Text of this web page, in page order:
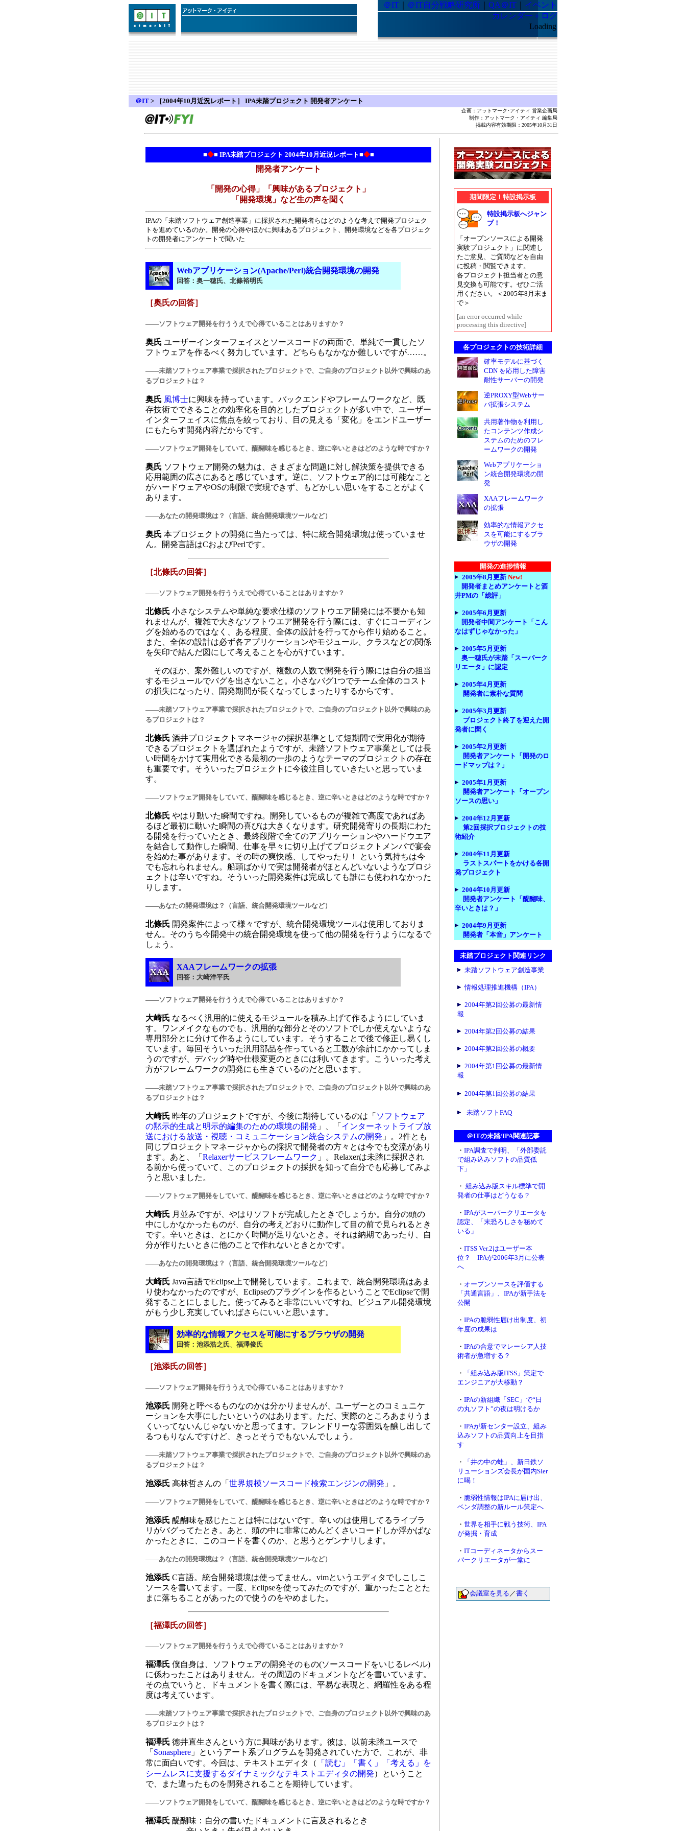
＠IT ＠IT自分戦略研究所 QA＠IT
イベント
カレンダー＋ログ
Loading
＠IT > ［2004年10月近況レポート］ IPA未踏プロジェクト 開発者アンケート
企画：アットマーク･アイティ 営業企画局
制作：アットマーク・アイティ 編集局
掲載内容有効期限：2005年10月31日
■◆■ IPA未踏プロジェクト 2004年10月近況レポート■◆■
開発者アンケート
「開発の心得」「興味があるプロジェクト」
「開発環境」など生の声を聞く
IPAの「未踏ソフトウェア創造事業」に採択された開発者らはどのような考えで開発プロジェク
トを進めているのか。開発の心得やほかに興味あるプロジェクト、開発環境などを各プロジェク
トの開発者にアンケートで聞いた
Webアプリケーション(Apache/Perl)統合開発環境の開発
回答：奥一穂氏、北條裕明氏
［奥氏の回答］
――ソフトウェア開発を行ううえで心得ていることはありますか？
奥氏 ユーザーインターフェイスとソースコードの両面で、単純で一貫したソ
フトウェアを作るべく努力しています。どちらもなかなか難しいですが……。
――未踏ソフトウェア事業で採択されたプロジェクトで、ご自身のプロジェクト以外で興味のあ
るプロジェクトは？
奥氏 風博士に興味を持っています。バックエンドやフレームワークなど、既
存技術でできることの効率化を目的としたプロジェクトが多い中で、ユーザー
インターフェイスに焦点を絞っており、目の見える「変化」をエンドユーザー
にもたらす開発内容だからです。
――ソフトウェア開発をしていて、醍醐味を感じるとき、逆に辛いときはどのような時ですか？
奥氏 ソフトウェア開発の魅力は、さまざまな問題に対し解決策を提供できる
応用範囲の広さにあると感じています。逆に、ソフトウェア的には可能なこと
がハードウェアやOSの制限で実現できず、もどかしい思いをすることがよく
あります。
――あなたの開発環境は？（言語、統合開発環境ツールなど）
奥氏 本プロジェクトの開発に当たっては、特に統合開発環境は使っていませ
ん。開発言語はCおよびPerlです。
［北條氏の回答］
――ソフトウェア開発を行ううえで心得ていることはありますか？
北條氏 小さなシステムや単純な要求仕様のソフトウエア開発には不要かも知
れませんが、複雑で大きなソフトウエア開発を行う際には、すぐにコーディン
グを始めるのではなく、ある程度、全体の設計を行ってから作り始めること。
また、全体の設計は必ず各アプリケーションやモジュール、クラスなどの関係
を矢印で結んだ図にして考えることを心がけています。
そのほか、案外難しいのですが、複数の人数で開発を行う際には自分の担当
するモジュールでバグを出さないこと。小さなバグ1つでチーム全体のコスト
の損失になったり、開発期間が長くなってしまったりするからです。
――未踏ソフトウェア事業で採択されたプロジェクトで、ご自身のプロジェクト以外で興味のあ
るプロジェクトは？
北條氏 酒井プロジェクトマネージャの採択基準として短期間で実用化が期待
できるプロジェクトを選ばれたようですが、未踏ソフトウェア事業としては長
い時間をかけて実用化できる最初の一歩のようなテーマのプロジェクトの存在
も重要です。そういったプロジェクトに今後注目していきたいと思っていま
す。
――ソフトウェア開発をしていて、醍醐味を感じるとき、逆に辛いときはどのような時ですか？
北條氏 やはり動いた瞬間ですね。開発しているものが複雑で高度であればあ
るほど最初に動いた瞬間の喜びは大きくなります。研究開発寄りの長期にわた
る開発を行っていたとき、最終段階で全てのアプリケーションやハードウエア
を結合して動作した瞬間、仕事を早々に切り上げてプロジェクトメンバで宴会
を始めた事があります。その時の爽快感、してやったり！ という気持ちは今
でも忘れられません。船頭ばかりで実は開発者がほとんどいないようなプロジ
ェクトは辛いですね。そういった開発案件は完成しても誰にも使われなかった
りします。
――あなたの開発環境は？（言語、統合開発環境ツールなど）
北條氏 開発案件によって様々ですが、統合開発環境ツールは使用しておりま
せん。そのうち今開発中の統合開発環境を使って他の開発を行うようになるで
しょう。
XAAフレームワークの拡張
回答 ：大崎洋平氏
――ソフトウェア開発を行ううえで心得ていることはありますか？
大崎氏 なるべく汎用的に使えるモジュールを積み上げて作るようにしていま
す。ワンメイクなものでも、汎用的な部分とそのソフトでしか使えないような
専用部分とに分けて作るようにしています。そうすることで後で修正し易くし
ています。毎回そういった汎用部品を作っていると工数が余計にかかってしま
うのですが、デバッグ時や仕様変更のときには利いてきます。こういった考え
方がフレームワークの開発にも生きているのだと思います。
――未踏ソフトウェア事業で採択されたプロジェクトで、ご自身のプロジェクト以外で興味のあ
るプロジェクトは？
大崎氏 昨年のプロジェクトですが、今後に期待しているのは「 ソフトウェア
の黙示的生成と明示的編集のための環境の開発 」、「 インターネットライブ放
送における放送・視聴・コミュニケーション統合システムの開発 」。2件とも
同じプロジェクトマネージャからの採択で開発者の方々とは今でも交流があり
ます。あと、「 Relaxerサービスフレームワーク 」。Relaxerは未踏に採択され
る前から使っていて、このプロジェクトの採択を知って自分でも応募してみよ
うと思いました。
――ソフトウェア開発をしていて、醍醐味を感じるとき、逆に辛いときはどのような時ですか？
大崎氏 月並みですが、やはりソフトが完成したときでしょうか。自分の頭の
中にしかなかったものが、自分の考えどおりに動作して目の前で見られるとき
です。辛いときは、とにかく時間が足りないとき。それは納期であったり、自
分が作りたいときに他のことで作れないときとかです。
――あなたの開発環境は？（言語、統合開発環境ツールなど）
大崎氏 Java言語でEclipse上で開発しています。これまで、統合開発環境はあま
り使わなかったのですが、Eclipseのプラグインを作るということでEclipseで開
発することにしました。使ってみると非常にいいですね。ビジュアル開発環境
がもう少し充実していればさらにいいと思います。
効率的な情報アクセスを可能にするブラウザの開発
回答 ：池添浩之氏、 福澤俊氏
［池添氏の回答］
――ソフトウェア開発を行ううえで心得ていることはありますか？
池添氏 開発と呼べるものなのかは分かりませんが、ユーザーとのコミュニケ
ーションを大事にしたいというのはあります。ただ、実際のところあまりうま
くいってないんじゃないかと思ってます。フレンドリーな雰囲気を醸し出して
るつもりなんですけど、きっとそうでもないんでしょう。
――未踏ソフトウェア事業で採択されたプロジェクトで、ご自身のプロジェクト以外で興味のあ
るプロジェクトは？
池添氏 高林哲さんの「 世界規模ソースコード検索エンジンの開発 」。
――ソフトウェア開発をしていて、醍醐味を感じるとき、逆に辛いときはどのような時ですか？
池添氏 醍醐味を感じたことは特にはないです。辛いのは使用してるライブラ
リがバグってたとき。あと、頭の中に非常にめんどくさいコードしか浮かばな
かったときに、このコードを書くのか、と思うとゲンナリします。
――あなたの開発環境は？（言語、統合開発環境ツールなど）
池添氏 C言語。統合開発環境は使ってません。vimというエディタでしこしこ
ソースを書いてます。一度、Eclipseを使ってみたのですが、重かったこととた
まに落ちることがあったので使うのをやめました。
［福澤氏の回答］
――ソフトウェア開発を行ううえで心得ていることはありますか？
福澤氏 僕自身は、ソフトウェアの開発そのもの(ソースコードをいじるレベル)
に係わったことはありません。その周辺のドキュメントなどを書いています。
その点でいうと、ドキュメントを書く際には、平易な表現と、網羅性をある程
度は考えています。
――未踏ソフトウェア事業で採択されたプロジェクトで、ご自身のプロジェクト以外で興味のあ
るプロジェクトは？
福澤氏 徳井直生さんという方に興味があります。彼は、以前未踏ユースで
「 Sonasphere 」というアート系プログラムを開発されていた方で、これが、非
常に面白いです。今回は、テキストエディタ（
「読む」「書く」「考える」を
シームレスに支援するダイナミックなテキストエディタの開発）ということ
で、また違ったものを開発されることを期待しています。
――ソフトウェア開発をしていて、醍醐味を感じるとき、逆に辛いときはどのような時ですか？
福澤氏 醍醐味：自分の書いたドキュメントに言及されるとき
期間限定！特設掲示板
特設掲示板へジャン
プ！
「オープンソースによる開発
実験プロジェクト」に関連し
たご意見、ご質問などを自由
に投稿・閲覧できます。
各プロジェクト担当者との意
見交換も可能です。ぜひご活
用ください。＜2005年8月末ま
で＞
[an error occurred while
processing this directive]
各プロジェクトの技術詳細
確率モデルに基づく
CDN を応用した障害
耐性サーバーの開発
逆PROXY型Webサー
バ拡張システム
共用著作物を利用し
たコンテンツ作成シ
ステムのためのフレ
ームワークの開発
Webアプリケーショ
ン統合開発環境の開
発
XAAフレームワーク
の拡張
効率的な情報アクセ
スを可能にするブラ
ウザの開発
開発の進捗情報
2005年8月更新 New!
開発者まとめアンケートと酒
井PMの「総評」
2005年6月更新
開発者中間アンケート「こん
なはずじゃなかった」
2005年5月更新
奥一穂氏が未踏「スーパーク
リエータ」に認定
2005年4月更新
開発者に素朴な質問
2005年3月更新
プロジェクト終了を迎えた開
発者に聞く
2005年2月更新
開発者アンケート「開発のロ
ードマップは？」
2005年1月更新
開発者アンケート「オープン
ソースの思い」
2004年12月更新
第2回採択プロジェクトの技
術紹介
2004年11月更新
ラストスパートをかける各開
発プロジェクト
2004年10月更新
開発者アンケート「醍醐味、
辛いときは？」
2004年9月更新
開発者「本音」アンケート
未踏プロジェクト関連リンク
未踏ソフトウェア創造事業
情報処理推進機構（IPA）
2004年第2回公募の最新情
報
2004年第2回公募の結果
2004年第2回公募の概要
2004年第1回公募の最新情
報
2004年第1回公募の結果
未踏ソフトFAQ
＠ITの未踏/IPA関連記事
・ IPA調査で判明、「外部委託
で組み込みソフトの品質低
下」
・ 組み込み版スキル標準で開
発者の仕事はどうなる？
・ IPAがスーパークリエータを
認定、「末恐ろしさを秘めて
いる」
・ ITSS Ver.2はユーザー本
位？ IPAが2006年3月に公表
へ
・ オープンソースを評価する
「共通言語」、IPAが新手法を
公開
・ IPAの脆弱性届け出制度、初
年度の成果は
・ IPAの合意でマレーシア人技
術者が急増する？
・
「組み込み版ITSS」策定で
エンジニアが大移動？
・ IPAの新組織「SEC」で“日
の丸ソフト”の夜は明けるか
・ IPAが新センター設立、組み
込みソフトの品質向上を目指
す
・
「井の中の蛙」、新日鉄ソ
リューションズ会長が国内SIer
に喝！
・ 脆弱性情報はIPAに届け出、
ベンダ調整の新ルール策定へ
・ 世界を相手に戦う技術、IPA
が発掘・育成
・ ITコーディネータからスー
パークリエータが一堂に
会議室を見る ／書く